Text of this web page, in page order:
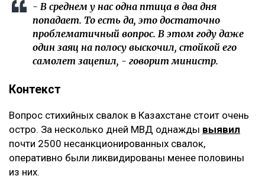
- В среднем у нас одна птица в два дня
попадает. То есть да, это достаточно
проблематичный вопрос. В этом году даже
один заяц на полосу выскочил, стойкой его
самолет зацепил, - говорит министр.
Контекст
Вопрос стихийных свалок в Казахстане стоит очень
остро. За несколько дней МВД однажды выявил
почти 2500 несанкционированных свалок,
оперативно были ликвидированы менее половины
из них.